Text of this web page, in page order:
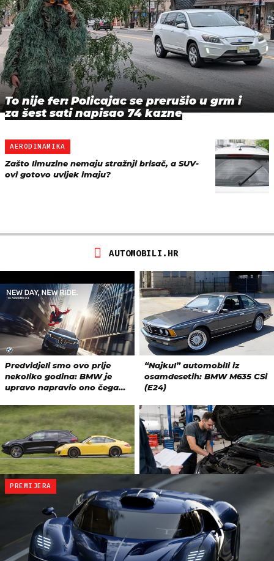
To nije fer: Policajac se prerušio u grm i
za šest sati napisao 74 kazne
AERODINAMIKA
Zašto limuzine nemaju stražnji brisač, a SUV-
ovi gotovo uvijek imaju?
PREMIJERA